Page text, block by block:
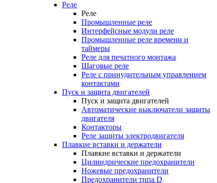
Реле
Реле
Промышленные реле
Интерфейсные модули реле
Промышленные реле времени и
таймеры
Реле для печатного монтажа
Шаговые реле
Реле с принудительным управлением
контактами
Пуск и защита двигателей
Пуск и защита двигателей
Автоматические выключатели защиты
двигателя
Контакторы
Реле защиты электродвигателя
Плавкие вставки и держатели
Плавкие вставки и держатели
Цилиндрические предохранители
Ножевые предохранители
Предохранители типа D